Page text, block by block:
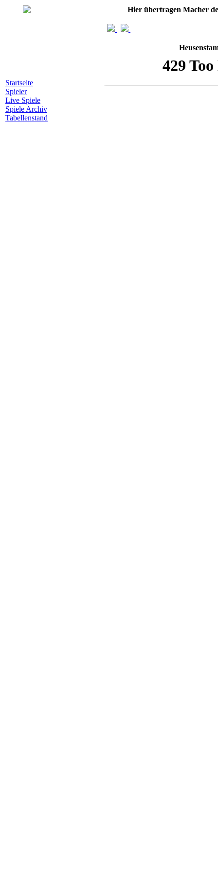
Startseite
Spieler
Live Spiele
Spiele Archiv
Tabellenstand
Hier übertragen Macher